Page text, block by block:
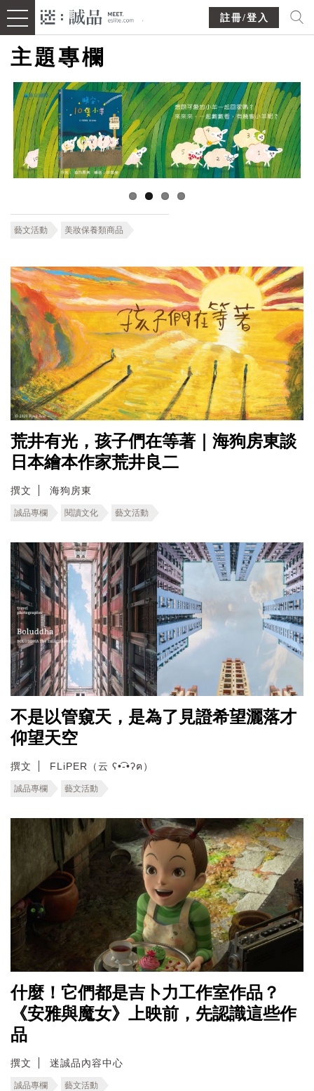
註冊/登入
主題專欄
藝文活動 美妝保養類商品
荒井有光，孩子們在等著｜海狗房東談
日本繪本作家荒井良二
撰文 海狗房東
誠品專欄 閱讀文化 藝文活動
不是以管窺天，是為了見證希望灑落才
仰望天空
撰文 FLiPER（云 ʕ•͡-•ʔฅ）
誠品專欄 藝文活動
什麼！它們都是吉卜力工作室作品？
《安雅與魔女》上映前，先認識這些作
品
撰文 迷誠品內容中心
誠品專欄 藝文活動